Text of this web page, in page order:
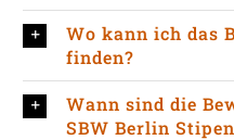
Wo kann ich das
finden?
Wann sind die
SBW Berlin